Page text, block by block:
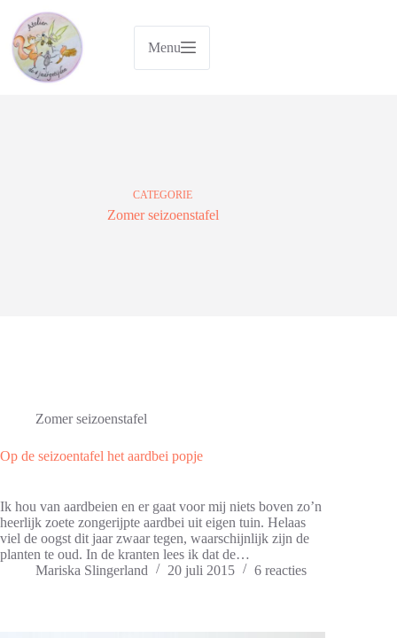
naar
inhoud
Menu
CATEGORIE
Zomer seizoenstafel
Zomer seizoenstafel
Op de seizoentafel het aardbei popje
Ik hou van aardbeien en er gaat voor mij niets boven zo’n
heerlijk zoete zongerijpte aardbei uit eigen tuin. Helaas
viel de oogst dit jaar zwaar tegen, waarschijnlijk zijn de
planten te oud. In de kranten lees ik dat de…
Mariska Slingerland
20 juli 2015 6 reacties